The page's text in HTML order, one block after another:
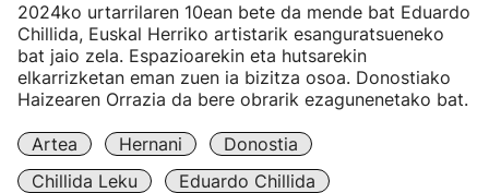
2024ko urtarrilaren 10ean bete da mende bat Eduardo
Chillida, Euskal Herriko artistarik esanguratsueneko
bat jaio zela. Espazioarekin eta hutsarekin
elkarrizketan eman zuen ia bizitza osoa. Donostiako
Haizearen Orrazia da bere obrarik ezagunenetako bat.
Artea Hernani
Donostia
Chillida Leku
Eduardo Chillida